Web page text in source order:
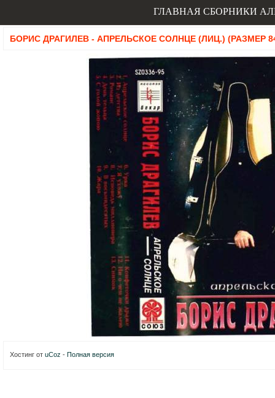
ГЛАВНАЯ СБОРНИКИ
БОРИС ДРАГИЛЕВ - АПРЕЛЬСКОЕ СОЛНЦЕ (ЛИЦ.) (РАЗМЕР
Хостинг от uCoz - Полная версия